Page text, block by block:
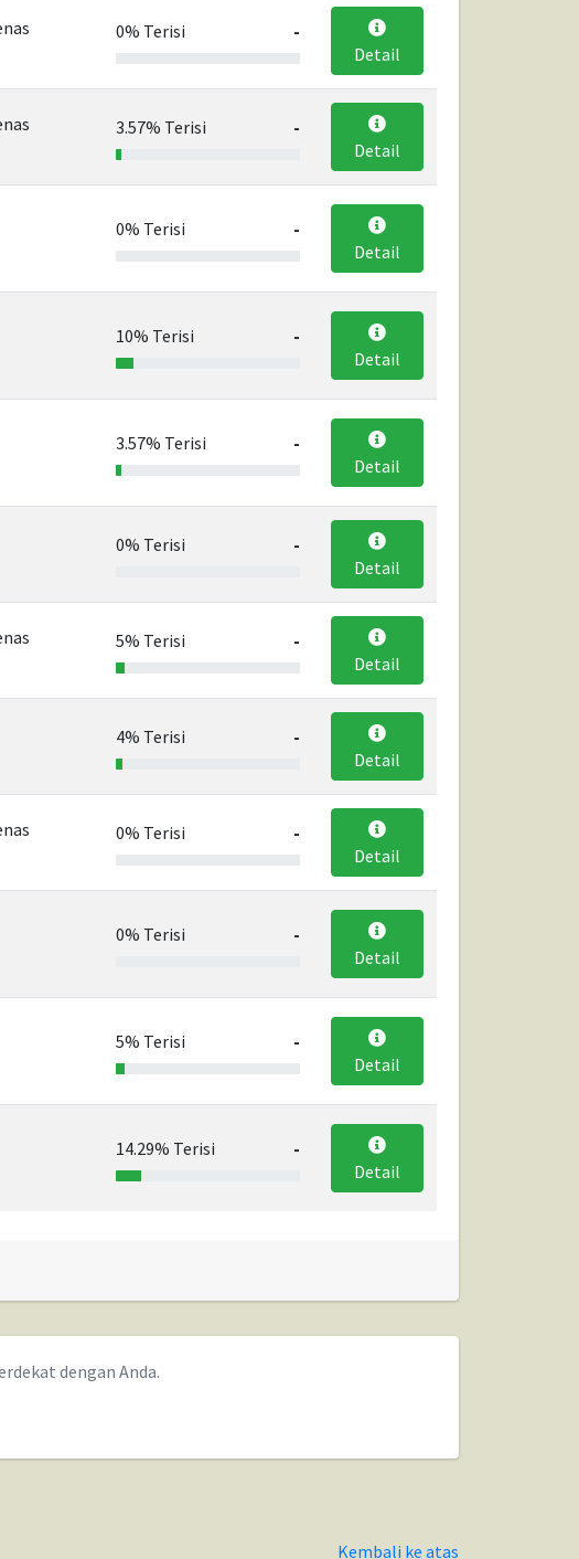
0% Terisi
-
Detail
3.57% Terisi
-
Detail
0% Terisi
-
Detail
10% Terisi
-
Detail
3.57% Terisi
-
Detail
0% Terisi
-
Detail
5% Terisi
-
Detail
4% Terisi
-
Detail
0% Terisi
-
Detail
0% Terisi
-
Detail
5% Terisi
-
Detail
14.29% Terisi
-
Detail
dengan Anda.
Kembali ke atas